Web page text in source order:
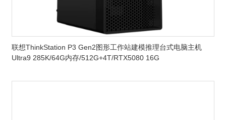
联想ThinkStation P3 Gen2图形工作站建模推理台式电脑主机
Ultra9 285K/64G内存/512G+4T/RTX5080 16G